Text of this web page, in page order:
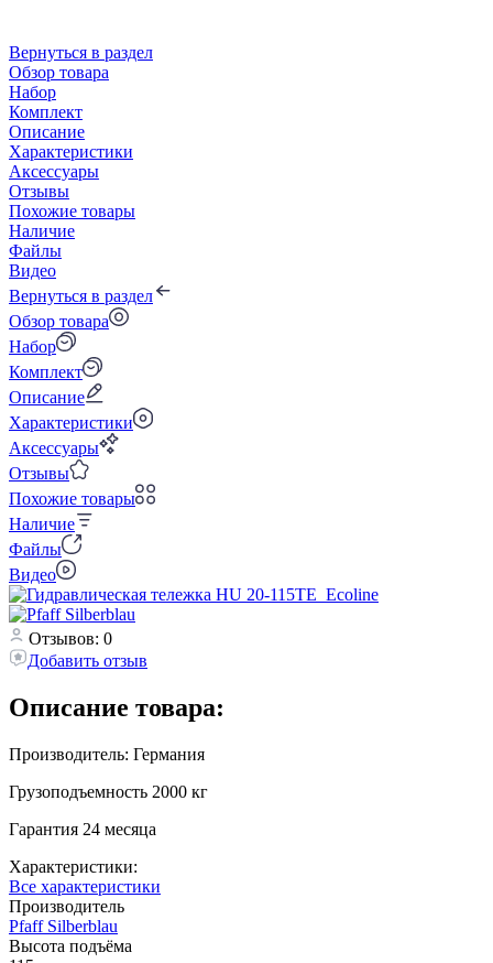
Вернуться в раздел
Обзор товара
Набор
Комплект
Описание
Характеристики
Аксессуары
Отзывы
Похожие товары
Наличие
Файлы
Видео
Вернуться в раздел
Обзор товара
Набор
Комплект
Описание
Характеристики
Аксессуары
Отзывы
Похожие товары
Наличие
Файлы
Видео
Отзывов: 0
Добавить отзыв
Описание товара:
Производитель: Германия
Грузоподъемность 2000 кг
Гарантия 24 месяца
Характеристики:
Все характеристики
Производитель
Pfaff Silberblau
Высота подъёма